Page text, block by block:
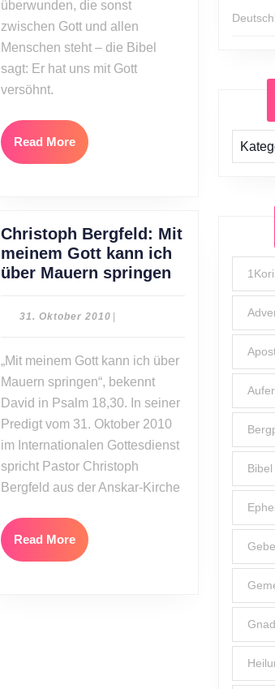
überwunden, die sonst
zwischen Gott und allen
Menschen steht – die Bibel
sagt: Er hat uns mit Gott
versöhnt.
Read MoreRead
More
Christoph Bergfeld: Mit
meinem Gott kann ich
über Mauern springenChristoph
Bergfeld:
kann
über
Mauern
springen
31. Oktober 201031.
„Mit meinem Gott kann ich über
Mauern springen“, bekennt
David in Psalm 18,30. In seiner
Predigt vom 31. Oktober 2010
im Internationalen Gottesdienst
spricht Pastor Christoph
Bergfeld aus der Anskar-Kirche
Read MoreRead
More
Prediger
Bibel